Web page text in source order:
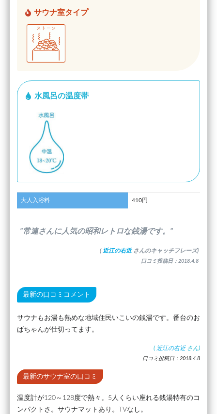
サウナ室タイプ
水風呂の温度帯
大人入浴料 410円
”常連さんに人気の昭和レトロな銭湯です。”
( 近江の右近 さんのキャッチフレーズ)
口コミ投稿日：2018.4.8
最新の口コミコメント
サウナもお湯も熱めな地域住民いこいの銭湯です。番台のお
ばちゃんが仕切ってます。
( 近江の右近 さん)
口コミ投稿日：2018.4.8
最新のサウナ室の口コミ
温度計が120～128度で熱々。5人くらい座れる銭湯特有のコ
ンパクトさ。サウナマットあり。TVなし。